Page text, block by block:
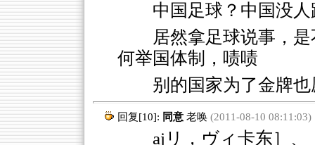
中国足球？中国没
居然拿足球说事，
何举国体制，啧啧
别的国家为了金牌
回复[10]: 同意 老唤(2011-08-10 08:11:03)
ajリ，ヴィ卡东］、